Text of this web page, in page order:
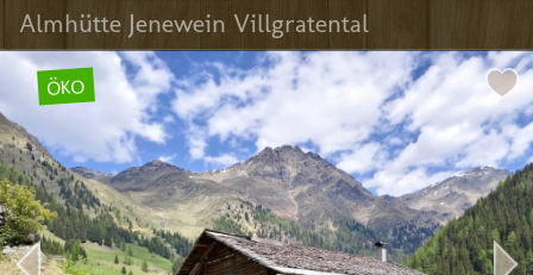
Almhütte Jenewein Villgratental
ÖKO